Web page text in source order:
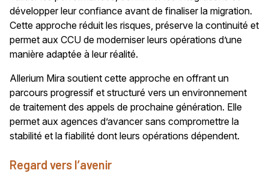
développer leur confiance avant de finaliser la migration.
Cette approche réduit les risques, préserve la continuité et
permet aux CCU de moderniser leurs opérations d’une
manière adaptée à leur réalité.
Allerium Mira soutient cette approche en offrant un
parcours progressif et structuré vers un environnement
de traitement des appels de prochaine génération. Elle
permet aux agences d’avancer sans compromettre la
stabilité et la fiabilité dont leurs opérations dépendent.
Regard vers l’avenir